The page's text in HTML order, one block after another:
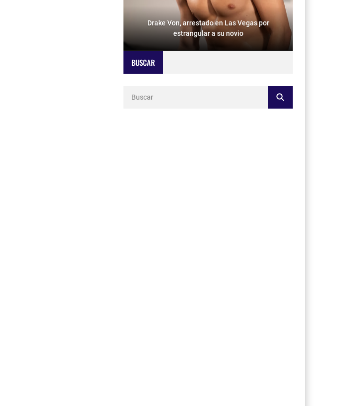
Drake Von, arrestado en Las Vegas por
estrangular a su novio
BUSCAR